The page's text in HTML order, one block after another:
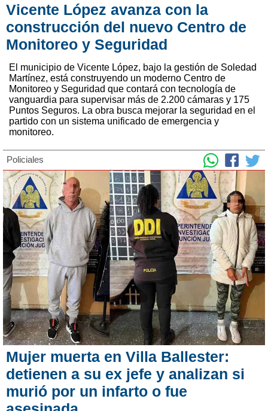
Vicente López avanza con la
construcción del nuevo Centro de
Monitoreo y Seguridad
El municipio de Vicente López, bajo la gestión de Soledad
Martínez, está construyendo un moderno Centro de
Monitoreo y Seguridad que contará con tecnología de
vanguardia para supervisar más de 2.200 cámaras y 175
Puntos Seguros. La obra busca mejorar la seguridad en el
partido con un sistema unificado de emergencia y
monitoreo.
Policiales
Mujer muerta en Villa Ballester:
detienen a su ex jefe y analizan si
murió por un infarto o fue